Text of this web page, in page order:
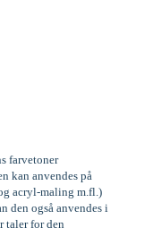
farvetoner
kan anvendes på
acryl-maling m.fl.)
den også anvendes i
taler for den